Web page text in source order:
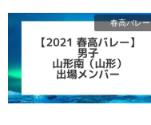
春高バレー